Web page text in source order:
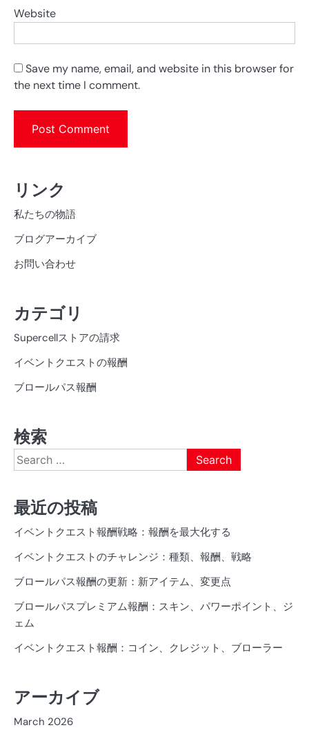
Website
Save my name, email, and website in this browser for
the next time I comment.
リンク
私たちの物語
ブログアーカイブ
お問い合わせ
カテゴリ
Supercellストアの請求
イベントクエストの報酬
ブロールパス報酬
検索
Search
for:
最近の投稿
イベントクエスト報酬戦略：報酬を最大化する
イベントクエストのチャレンジ：種類、報酬、戦略
ブロールパス報酬の更新：新アイテム、変更点
ブロールパスプレミアム報酬：スキン、パワーポイント、ジ
ェム
イベントクエスト報酬：コイン、クレジット、ブローラー
アーカイブ
March 2026